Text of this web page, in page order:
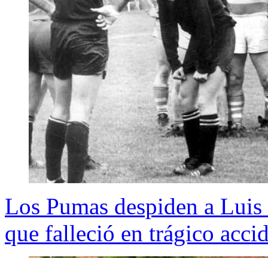
Los Pumas despiden a
que falleció en trágico